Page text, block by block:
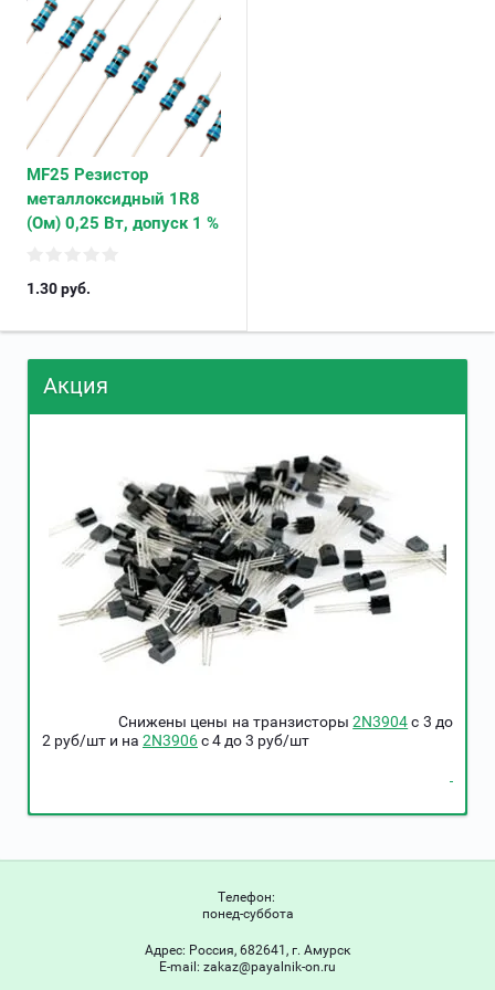
MF25 Резистор
металлоксидный 1R8
(Ом) 0,25 Вт, допуск 1 %
1.30руб.
Акция
Снижены цены на транзисторы2N3904c 3 до
2 руб/шт и на 2N3906c 4 до 3 руб/шт
Телефон:
понед-суббота
Адрес: Россия, 682641, г. Амурск
Е-mail: zakaz@payalnik-on.ru